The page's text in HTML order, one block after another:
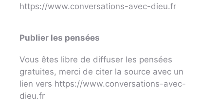
https://www.conversations-avec-dieu.fr
Publier les pensées
Vous êtes libre de diffuser les pensées
gratuites, merci de citer la source avec un
lien vers https://www.conversations-avec-
dieu.fr